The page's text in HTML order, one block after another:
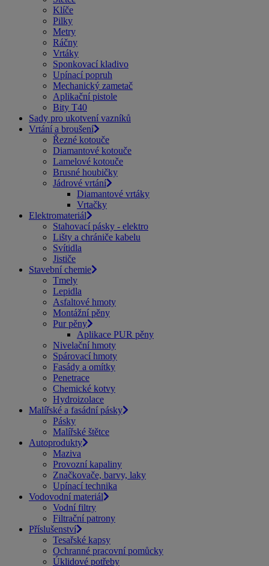
Klíče
Pilky
Metry
Ráčny
Vrtáky
Sponkovací kladivo
Upínací popruh
Mechanický zametač
Aplikační pistole
Bity T40
Sady pro ukotvení vazníků
Vrtání a broušení
Řezné kotouče
Diamantové kotouče
Lamelové kotouče
Brusné houbičky
Jádrové vrtání
Diamantové vrtáky
Vrtačky
Elektromateriál
Stahovací pásky - elektro
Lišty a chrániče kabelu
Svítidla
Jističe
Stavební chemie
Tmely
Lepidla
Asfaltové hmoty
Montážní pěny
Pur pěny
Aplikace PUR pěny
Nivelační hmoty
Spárovací hmoty
Fasády a omítky
Penetrace
Chemické kotvy
Hydroizolace
Malířské a fasádní pásky
Pásky
Malířské štětce
Autoprodukty
Maziva
Provozní kapaliny
Značkovače, barvy, laky
Upínací technika
Vodovodní materiál
Vodní filtry
Filtrační patrony
Příslušenství
Tesařské kapsy
Ochranné pracovní pomůcky
Úklidové potřeby